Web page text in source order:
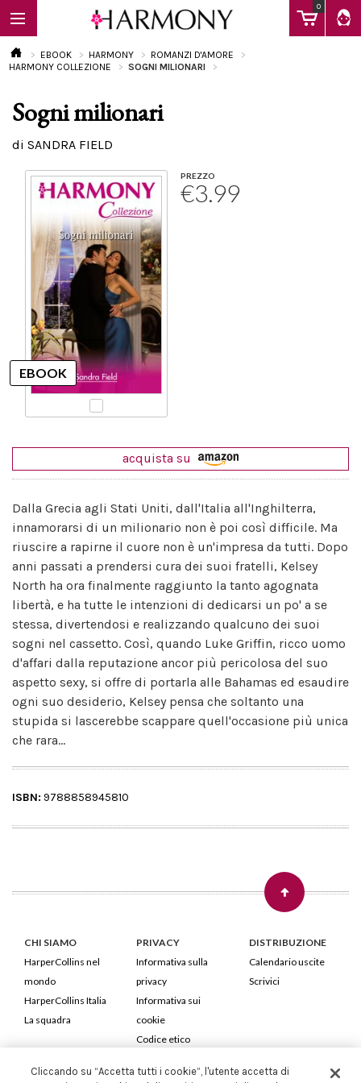
0
EBOOK
Calendario
EBOOK HARMONY
ROMANZI D'AMORE
HARMONY COLLEZIONE
SOGNI MILIONARI
Sogni milionari
di SANDRA FIELD
PREZZO
€3.99
acquista su
Dalla Grecia agli Stati Uniti, dall'Italia all'Inghilterra,
innamorarsi di un milionario non è poi così difficile. Ma
riuscire a rapirne il cuore non è un'impresa da tutti. Dopo
anni passati a prendersi cura dei suoi fratelli, Kelsey
North ha ora finalmente raggiunto la tanto agognata
libertà, e ha tutte le intenzioni di dedicarsi un po' a se
stessa, divertendosi e realizzando qualcuno dei suoi
sogni nel cassetto. Così, quando Luke Griffin, ricco uomo
d'affari dalla reputazione ancor più pericolosa del suo
aspetto sexy, si offre di portarla alle Bahamas ed esaudire
ogni suo desiderio, Kelsey pensa che soltanto una
stupida si lascerebbe scappare quell'occasione più unica
che rara...
ISBN: 9788858945810
CHI SIAMO
HarperCollins nel
mondo
HarperCollins Italia
La squadra
PRIVACY
Informativa sulla
privacy
Informativa sui
cookie
Codice etico
DISTRIBUZIONE
Calendario uscite
Scrivici
HarperCollins Italia S.p.A. Viale Monte Nero, 84 - 20135 Milano
Cliccando su “Accetta tutti i cookie”, l'utente accetta di